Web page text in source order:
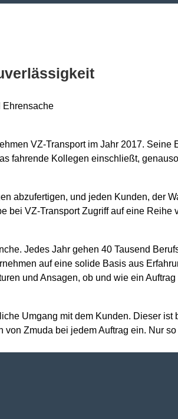
Ehrensache
VZ-Transport im Jahr 2017.
fahrende Kollegen einschließt,
abzufertigen, und jeden Kunden, der
bei VZ-Transport Zugriff auf eine
Jedes Jahr gehen 40 Tausend
auf eine solide Basis aus
und Ansagen, ob und wie ein
Umgang mit dem Kunden. Dieser
Zmuda bei jedem Auftrag ein. Nur